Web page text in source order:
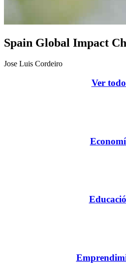
Spain Global Impact
Jose Luis Cordeiro
Ver